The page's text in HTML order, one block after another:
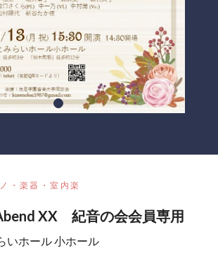
・楽器・室内楽
XX 紀音の会会員専用
いホール 小ホール